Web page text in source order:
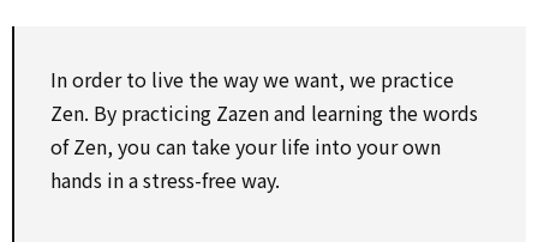
In order to live the way we want, we practice
Zen. By practicing Zazen and learning the words
of Zen, you can takeyour life into your own
hands in a stress-free way.